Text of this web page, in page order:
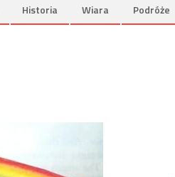
Historia Wiara Podróże